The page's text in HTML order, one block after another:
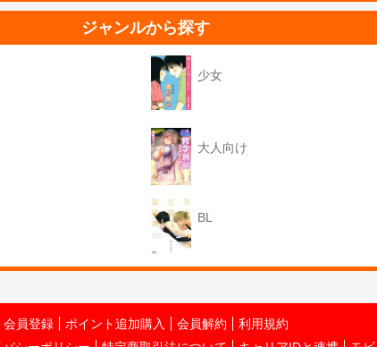
ジャンルから探す
少女
大人向け
BL
会員登録 ポイント追加購入 会員解約
利用規約